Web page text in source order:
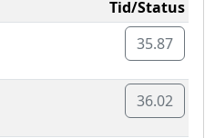
Tid/Status
35.87
36.02